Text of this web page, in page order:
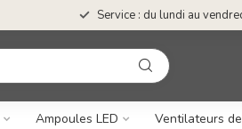
Service : du lundi au
Ampoules LED Ventilateurs